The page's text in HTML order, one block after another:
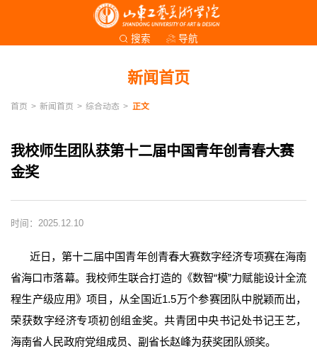
搜索 导航
新闻首页
首页 > 新闻首页 > 综合动态 > 正文
我校师生团队获第十二届中国青年创青春大赛
金奖
时间：2025.12.10
近日，第十二届中国青年创青春大赛数字经济专项赛在海南
省海口市落幕。我校师生联合打造的《数智“模”力赋能设计全流
程生产级应用》项目，从全国近1.5万个参赛团队中脱颖而出，
荣获数字经济专项初创组金奖。共青团中央书记处书记王艺，
海南省人民政府党组成员、副省长赵峰为获奖团队颁奖。